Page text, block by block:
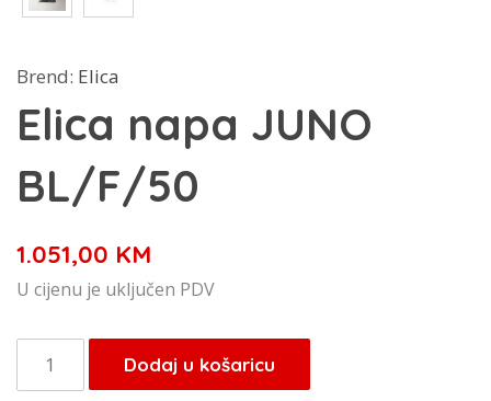
Brend: Elica
Elica napa JUNO
BL/F/50
1.051,00 KM
U cijenu je uključen PDV
Elica
napa
Dodaj u košaricu